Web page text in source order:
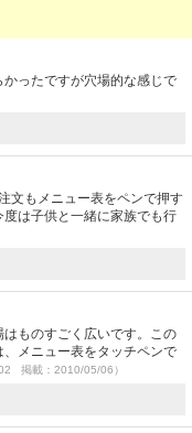
ったですが穴場的な感じで
文もメニュー表をペンで押す
は子供と一緒に家族でも行
ものすごく広いです。この
メニュー表をタッチペンで
掲載：2010/05/06）